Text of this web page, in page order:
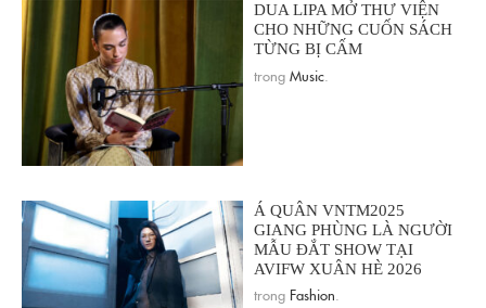
DUA LIPA MỞ THƯ VIỆN
CHO NHỮNG CUỐN SÁCH
TỪNG BỊ CẤM
trong Music
Á QUÂN VNTM2025
GIANG PHÙNG LÀ NGƯỜI
MẪU ĐẮT SHOW TẠI
AVIFW XUÂN HÈ 2026
trong Fashion